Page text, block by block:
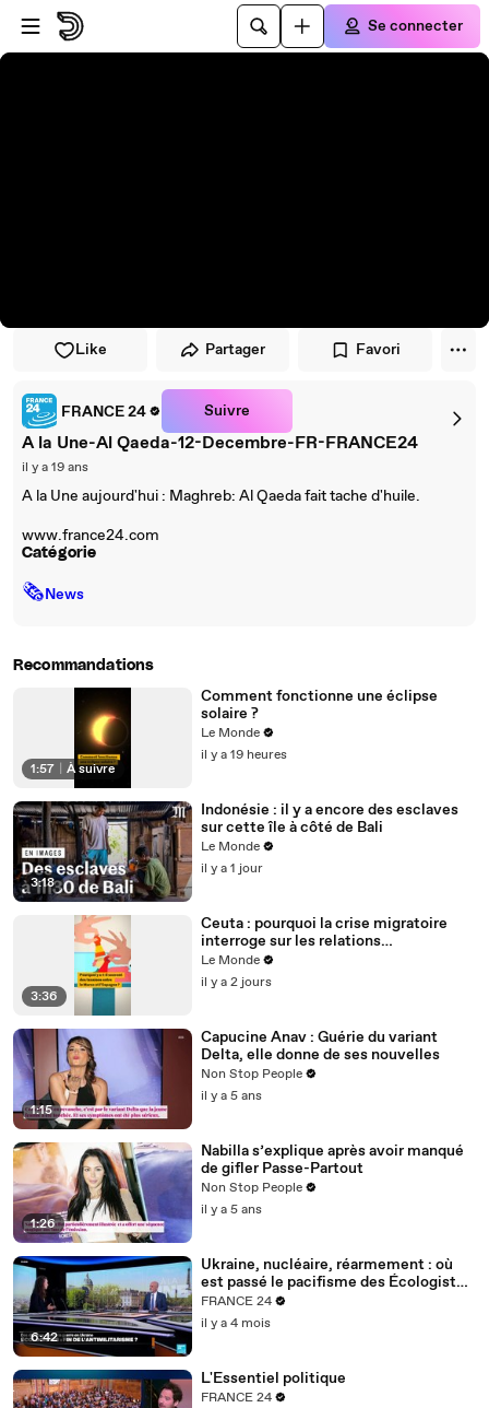
Passer au player
Passer au contenu principal
Se connecter
Like Partager Favori
FRANCE 24 Suivre
A la Une-Al Qaeda-12-Decembre-FR-FRANCE24
il y a 19 ans
A la Une aujourd'hui : Maghreb: Al Qaeda fait tache d'huile.
www.france24.com
Catégorie
🗞News
Recommandations
1:57 À suivre
Comment fonctionne une éclipse
solaire ?
Le Monde
il y a 19 heures
3:18
Indonésie : il y a encore des esclaves
sur cette île à côté de Bali
Le Monde
il y a 1 jour
3:36
Ceuta : pourquoi la crise migratoire
interroge sur les relations
diplomatiques entre le Maroc et
l’Espagne ?
Le Monde
il y a 2 jours
1:15
Capucine Anav : Guérie du variant
Delta, elle donne de ses nouvelles
Non Stop People
il y a 5 ans
1:26
Nabilla s’explique après avoir manqué
de gifler Passe-Partout
Non Stop People
il y a 5 ans
6:42
Ukraine, nucléaire, réarmement : où
est passé le pacifisme des Écologistes
?
FRANCE 24
il y a 4 mois
L'Essentiel politique
FRANCE 24